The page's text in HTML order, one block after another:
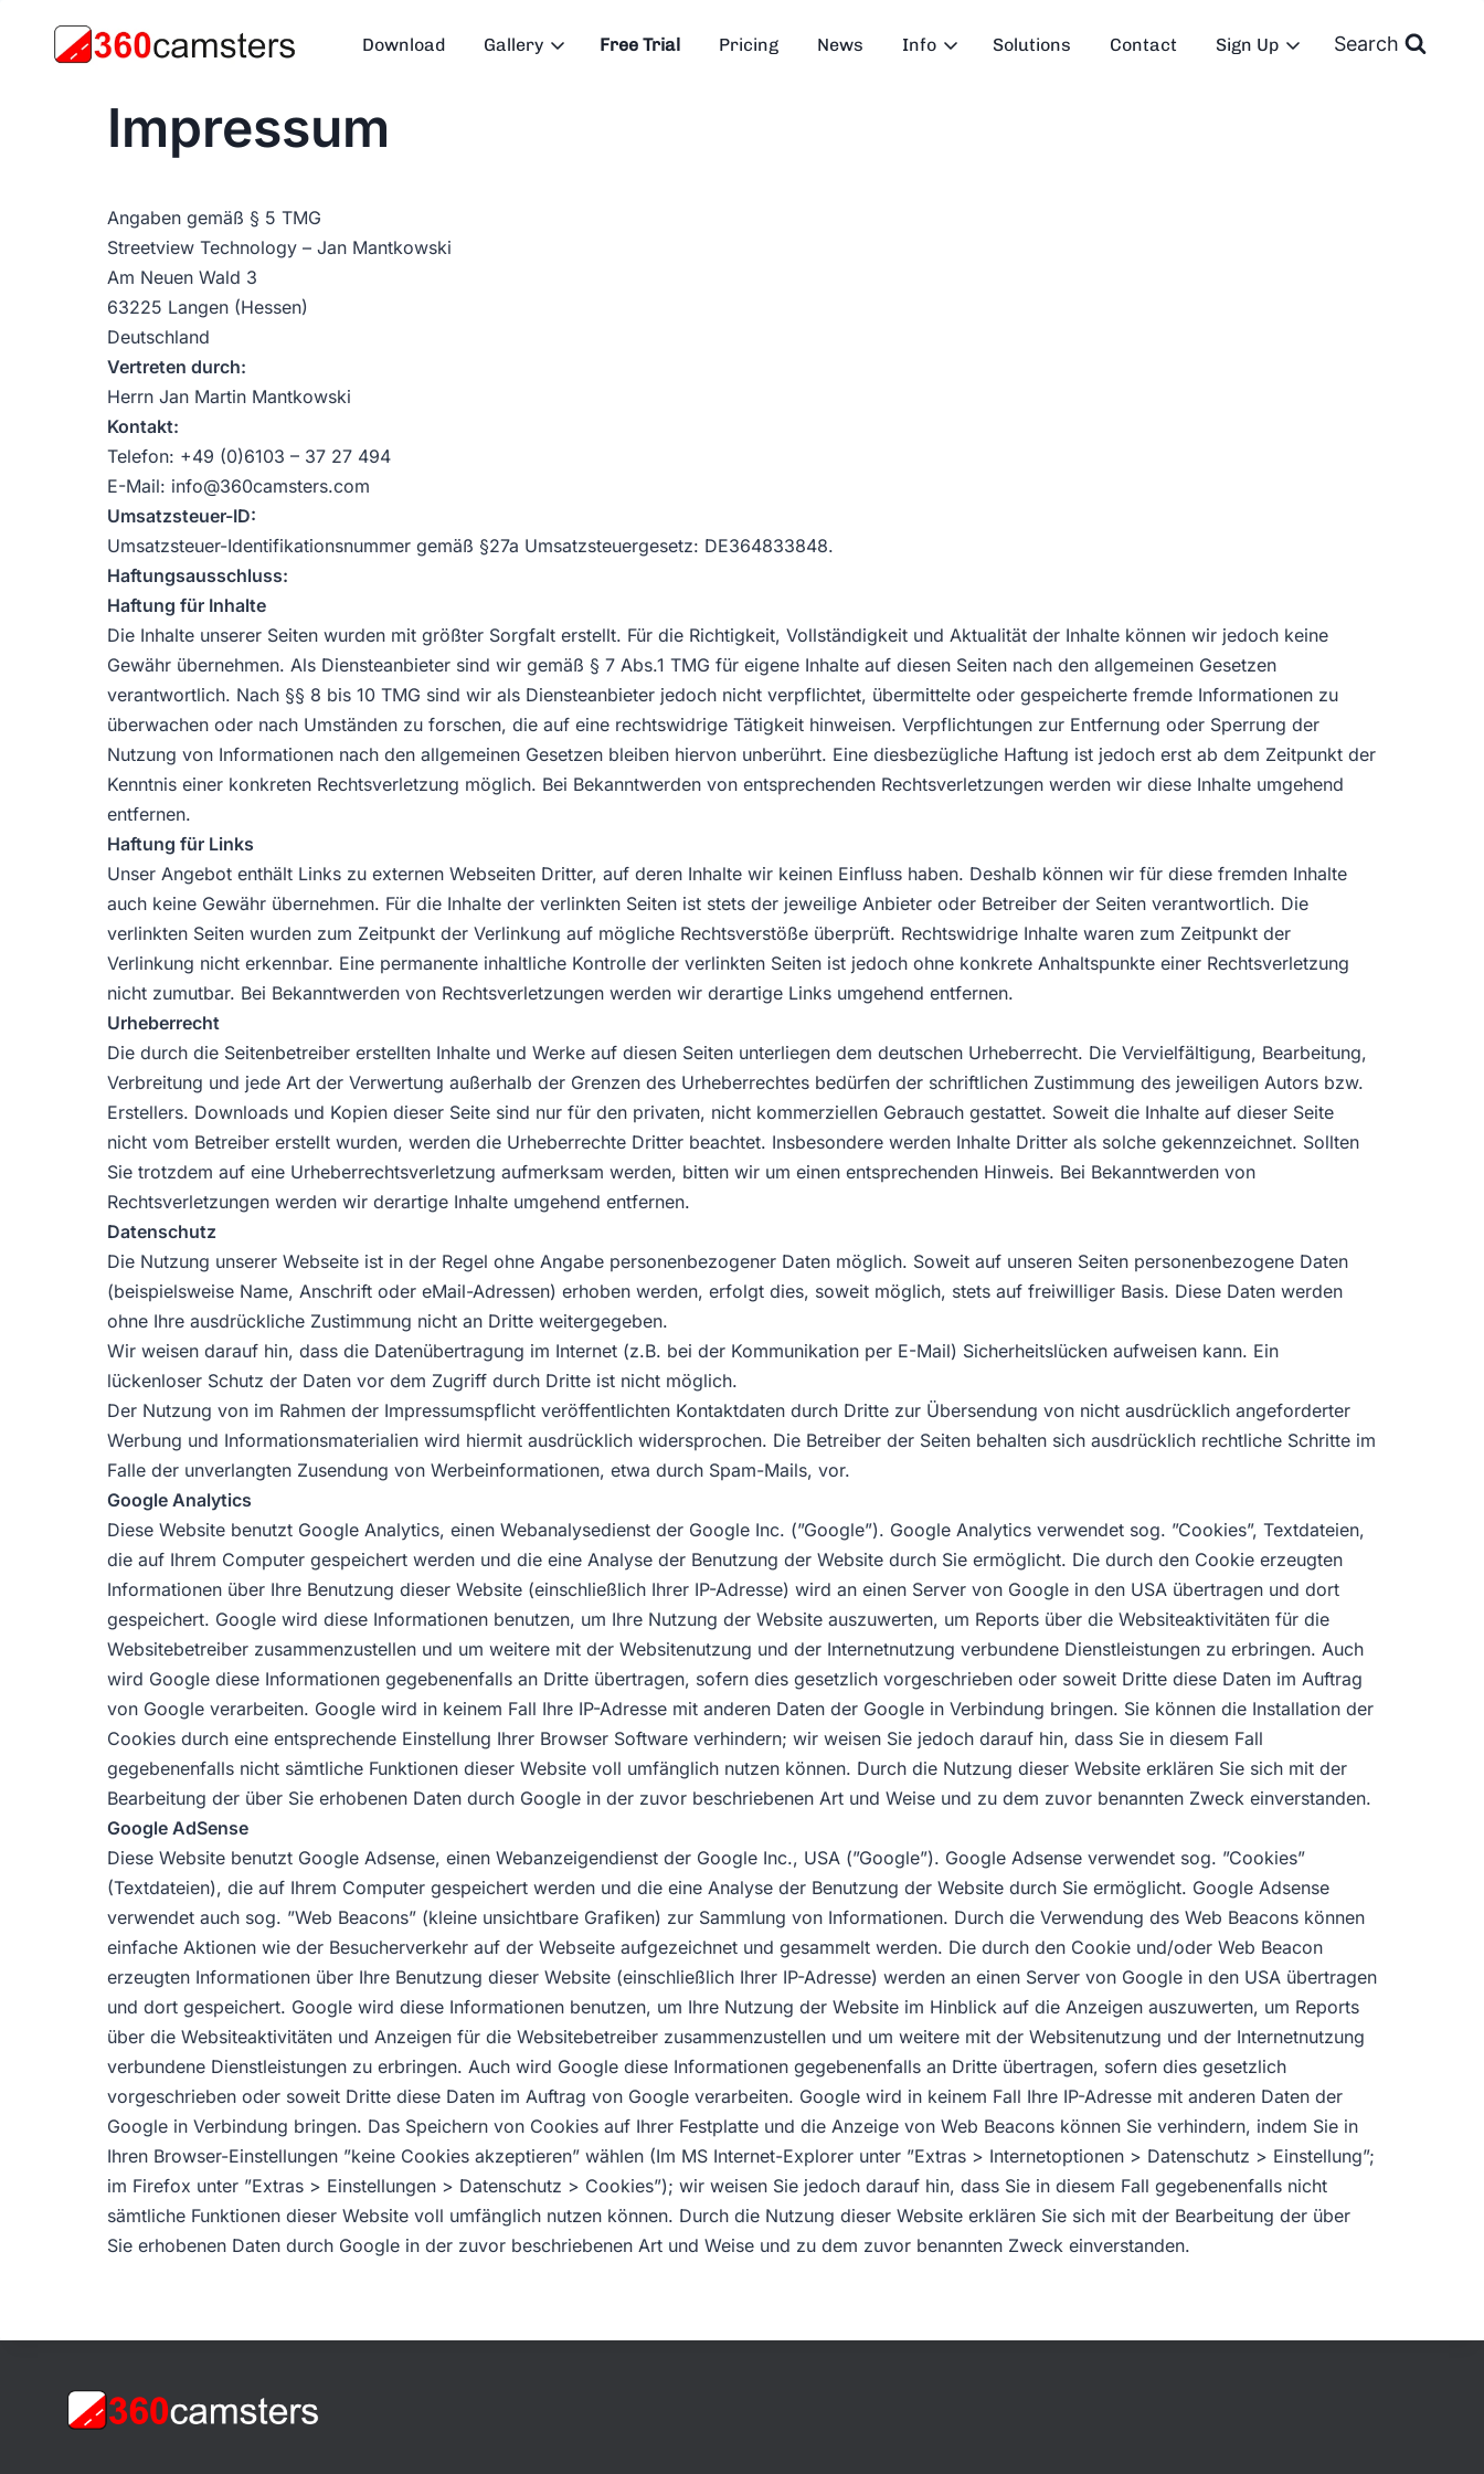
Download Gallery Free Trial Pricing News Info Solutions Contact Sign Up Search
Impressum
Angaben gemäß § 5 TMG
Streetview Technology – Jan Mantkowski
Am Neuen Wald 3
63225 Langen (Hessen)
Deutschland
Vertreten durch:
Herrn Jan Martin Mantkowski
Kontakt:
Telefon: +49 (0)6103 – 37 27 494
E-Mail: info@360camsters.com
Umsatzsteuer-ID:
Umsatzsteuer-Identifikationsnummer gemäß §27a Umsatzsteuergesetz: DE364833848.
Haftungsausschluss:
Haftung für Inhalte
Die Inhalte unserer Seiten wurden mit größter Sorgfalt erstellt. Für die Richtigkeit, Vollständigkeit und Aktualität der Inhalte können wir jedoch keine
Gewähr übernehmen. Als Diensteanbieter sind wir gemäß § 7 Abs.1 TMG für eigene Inhalte auf diesen Seiten nach den allgemeinen Gesetzen
verantwortlich. Nach §§ 8 bis 10 TMG sind wir als Diensteanbieter jedoch nicht verpflichtet, übermittelte oder gespeicherte fremde Informationen zu
überwachen oder nach Umständen zu forschen, die auf eine rechtswidrige Tätigkeit hinweisen. Verpflichtungen zur Entfernung oder Sperrung der
Nutzung von Informationen nach den allgemeinen Gesetzen bleiben hiervon unberührt. Eine diesbezügliche Haftung ist jedoch erst ab dem Zeitpunkt der
Kenntnis einer konkreten Rechtsverletzung möglich. Bei Bekanntwerden von entsprechenden Rechtsverletzungen werden wir diese Inhalte umgehend
entfernen.
Haftung für Links
Unser Angebot enthält Links zu externen Webseiten Dritter, auf deren Inhalte wir keinen Einfluss haben. Deshalb können wir für diese fremden Inhalte
auch keine Gewähr übernehmen. Für die Inhalte der verlinkten Seiten ist stets der jeweilige Anbieter oder Betreiber der Seiten verantwortlich. Die
verlinkten Seiten wurden zum Zeitpunkt der Verlinkung auf mögliche Rechtsverstöße überprüft. Rechtswidrige Inhalte waren zum Zeitpunkt der
Verlinkung nicht erkennbar. Eine permanente inhaltliche Kontrolle der verlinkten Seiten ist jedoch ohne konkrete Anhaltspunkte einer Rechtsverletzung
nicht zumutbar. Bei Bekanntwerden von Rechtsverletzungen werden wir derartige Links umgehend entfernen.
Urheberrecht
Die durch die Seitenbetreiber erstellten Inhalte und Werke auf diesen Seiten unterliegen dem deutschen Urheberrecht. Die Vervielfältigung, Bearbeitung,
Verbreitung und jede Art der Verwertung außerhalb der Grenzen des Urheberrechtes bedürfen der schriftlichen Zustimmung des jeweiligen Autors bzw.
Erstellers. Downloads und Kopien dieser Seite sind nur für den privaten, nicht kommerziellen Gebrauch gestattet. Soweit die Inhalte auf dieser Seite
nicht vom Betreiber erstellt wurden, werden die Urheberrechte Dritter beachtet. Insbesondere werden Inhalte Dritter als solche gekennzeichnet. Sollten
Sie trotzdem auf eine Urheberrechtsverletzung aufmerksam werden, bitten wir um einen entsprechenden Hinweis. Bei Bekanntwerden von
Rechtsverletzungen werden wir derartige Inhalte umgehend entfernen.
Datenschutz
Die Nutzung unserer Webseite ist in der Regel ohne Angabe personenbezogener Daten möglich. Soweit auf unseren Seiten personenbezogene Daten
(beispielsweise Name, Anschrift oder eMail-Adressen) erhoben werden, erfolgt dies, soweit möglich, stets auf freiwilliger Basis. Diese Daten werden
ohne Ihre ausdrückliche Zustimmung nicht an Dritte weitergegeben.
Wir weisen darauf hin, dass die Datenübertragung im Internet (z.B. bei der Kommunikation per E-Mail) Sicherheitslücken aufweisen kann. Ein
lückenloser Schutz der Daten vor dem Zugriff durch Dritte ist nicht möglich.
Der Nutzung von im Rahmen der Impressumspflicht veröffentlichten Kontaktdaten durch Dritte zur Übersendung von nicht ausdrücklich angeforderter
Werbung und Informationsmaterialien wird hiermit ausdrücklich widersprochen. Die Betreiber der Seiten behalten sich ausdrücklich rechtliche Schritte im
Falle der unverlangten Zusendung von Werbeinformationen, etwa durch Spam-Mails, vor.
Google Analytics
Diese Website benutzt Google Analytics, einen Webanalysedienst der Google Inc. (”Google”). Google Analytics verwendet sog. ”Cookies”, Textdateien,
die auf Ihrem Computer gespeichert werden und die eine Analyse der Benutzung der Website durch Sie ermöglicht. Die durch den Cookie erzeugten
Informationen über Ihre Benutzung dieser Website (einschließlich Ihrer IP-Adresse) wird an einen Server von Google in den USA übertragen und dort
gespeichert. Google wird diese Informationen benutzen, um Ihre Nutzung der Website auszuwerten, um Reports über die Websiteaktivitäten für die
Websitebetreiber zusammenzustellen und um weitere mit der Websitenutzung und der Internetnutzung verbundene Dienstleistungen zu erbringen. Auch
wird Google diese Informationen gegebenenfalls an Dritte übertragen, sofern dies gesetzlich vorgeschrieben oder soweit Dritte diese Daten im Auftrag
von Google verarbeiten. Google wird in keinem Fall Ihre IP-Adresse mit anderen Daten der Google in Verbindung bringen. Sie können die Installation der
Cookies durch eine entsprechende Einstellung Ihrer Browser Software verhindern; wir weisen Sie jedoch darauf hin, dass Sie in diesem Fall
gegebenenfalls nicht sämtliche Funktionen dieser Website voll umfänglich nutzen können. Durch die Nutzung dieser Website erklären Sie sich mit der
Bearbeitung der über Sie erhobenen Daten durch Google in der zuvor beschriebenen Art und Weise und zu dem zuvor benannten Zweck einverstanden.
Google AdSense
Diese Website benutzt Google Adsense, einen Webanzeigendienst der Google Inc., USA (”Google”). Google Adsense verwendet sog. ”Cookies”
(Textdateien), die auf Ihrem Computer gespeichert werden und die eine Analyse der Benutzung der Website durch Sie ermöglicht. Google Adsense
verwendet auch sog. ”Web Beacons” (kleine unsichtbare Grafiken) zur Sammlung von Informationen. Durch die Verwendung des Web Beacons können
einfache Aktionen wie der Besucherverkehr auf der Webseite aufgezeichnet und gesammelt werden. Die durch den Cookie und/oder Web Beacon
erzeugten Informationen über Ihre Benutzung dieser Website (einschließlich Ihrer IP-Adresse) werden an einen Server von Google in den USA übertragen
und dort gespeichert. Google wird diese Informationen benutzen, um Ihre Nutzung der Website im Hinblick auf die Anzeigen auszuwerten, um Reports
über die Websiteaktivitäten und Anzeigen für die Websitebetreiber zusammenzustellen und um weitere mit der Websitenutzung und der Internetnutzung
verbundene Dienstleistungen zu erbringen. Auch wird Google diese Informationen gegebenenfalls an Dritte übertragen, sofern dies gesetzlich
vorgeschrieben oder soweit Dritte diese Daten im Auftrag von Google verarbeiten. Google wird in keinem Fall Ihre IP-Adresse mit anderen Daten der
Google in Verbindung bringen. Das Speichern von Cookies auf Ihrer Festplatte und die Anzeige von Web Beacons können Sie verhindern, indem Sie in
Ihren Browser-Einstellungen ”keine Cookies akzeptieren” wählen (Im MS Internet-Explorer unter ”Extras > Internetoptionen > Datenschutz > Einstellung”;
im Firefox unter ”Extras > Einstellungen > Datenschutz > Cookies”); wir weisen Sie jedoch darauf hin, dass Sie in diesem Fall gegebenenfalls nicht
sämtliche Funktionen dieser Website voll umfänglich nutzen können. Durch die Nutzung dieser Website erklären Sie sich mit der Bearbeitung der über
Sie erhobenen Daten durch Google in der zuvor beschriebenen Art und Weise und zu dem zuvor benannten Zweck einverstanden.